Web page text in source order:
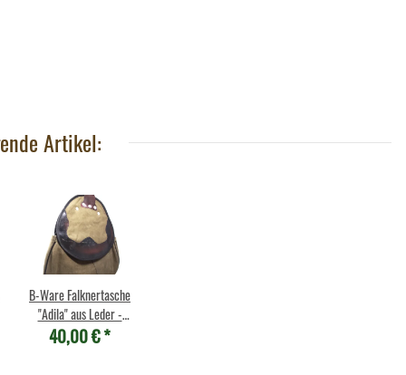
Artikel:
B-Ware Falknertasche
"Adila" aus Leder -
Mod.1 -
40,00 €*